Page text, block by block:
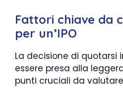
Fattori chiave da
per un’IPO
La decisione di quotarsi
essere presa alla
punti cruciali da